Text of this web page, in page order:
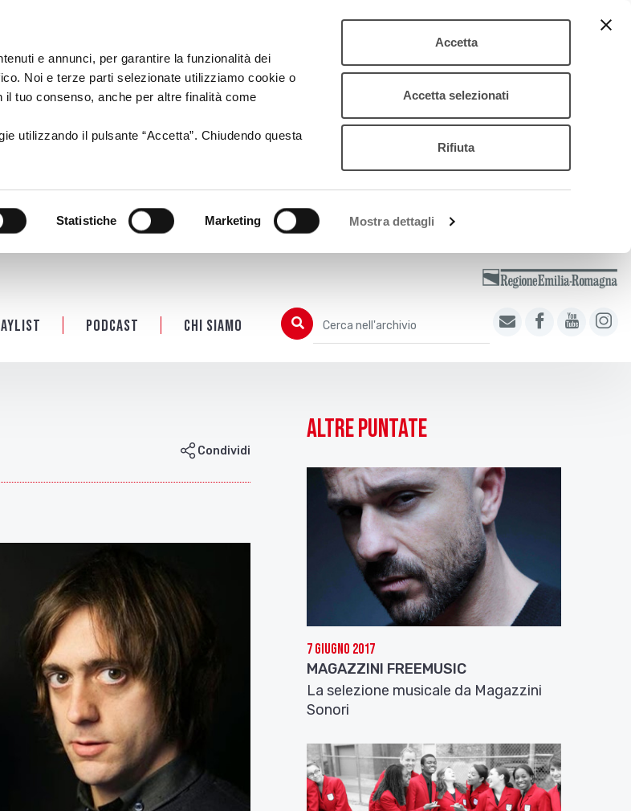
e annunci, per garantire la funzionalità dei
Noi e terze parti selezionate utilizziamo cookie o
tuo consenso, anche per altre finalità come
utilizzando il pulsante “Accetta”. Chiudendo questa
Statistiche Marketing Mostra dettagli
Accetta
Accetta selezionati
Rifiuta
PODCAST Chi siamo Cerca
Cerca nell'archivio
Condividi
Altre puntate
7 Giugno 2017
MAGAZZINI FREEMUSIC
La selezione musicale da Magazzini
Sonori